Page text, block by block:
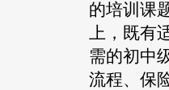
的培训课
上，既有
需的初中
流程、保